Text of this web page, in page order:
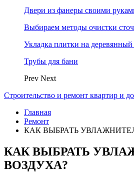
Двери из фанеры своими
Выбираем методы очистки
Укладка плитки на
Трубы для бани
Prev Next
Строительство и ремонт квартир и
Главная
Ремонт
КАК ВЫБРАТЬ
КАК ВЫБРАТЬ
ВОЗДУХА?